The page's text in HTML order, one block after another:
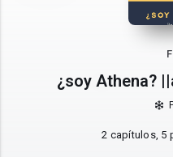
¿soy Athena?
2 capítulos, 5